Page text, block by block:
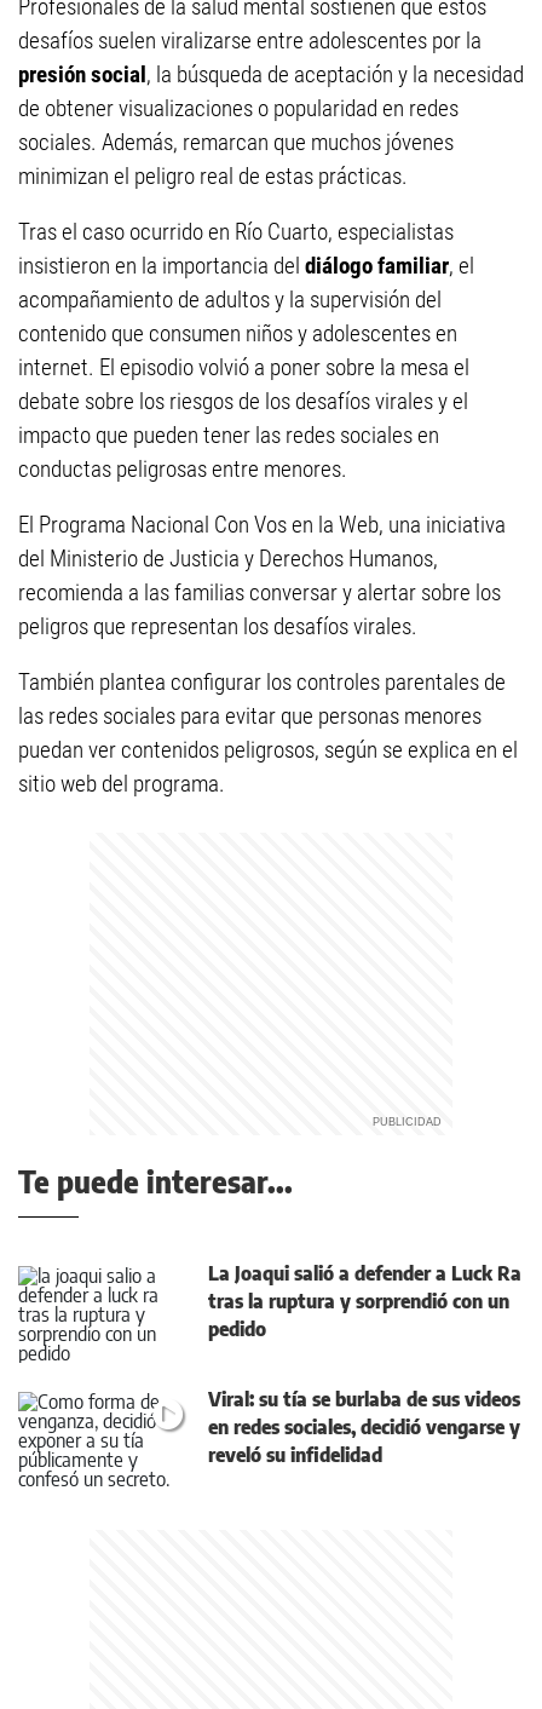
Profesionales de la salud mental sostienen que estos
desafíos suelen viralizarse entre adolescentes por la
presión social, la búsqueda de aceptación y la necesidad
de obtener visualizaciones o popularidad en redes
sociales. Además, remarcan que muchos jóvenes
minimizan el peligro real de estas prácticas.
Tras el caso ocurrido en Río Cuarto, especialistas
insistieron en la importancia del diálogo familiar, el
acompañamiento de adultos y la supervisión del
contenido que consumen niños y adolescentes en
internet. El episodio volvió a poner sobre la mesa el
debate sobre los riesgos de los desafíos virales y el
impacto que pueden tener las redes sociales en
conductas peligrosas entre menores.
El Programa Nacional Con Vos en la Web, una iniciativa
del Ministerio de Justicia y Derechos Humanos,
recomienda a las familias conversar y alertar sobre los
peligros que representan los desafíos virales.
También plantea configurar los controles parentales de
las redes sociales para evitar que personas menores
puedan ver contenidos peligrosos, según se explica en el
sitio web del programa.
Te puede interesar...
La Joaqui salió a defender a Luck Ra
tras la ruptura y sorprendió con un
pedido
Viral: su tía se burlaba de sus videos
en redes sociales, decidió vengarse y
reveló su infidelidad